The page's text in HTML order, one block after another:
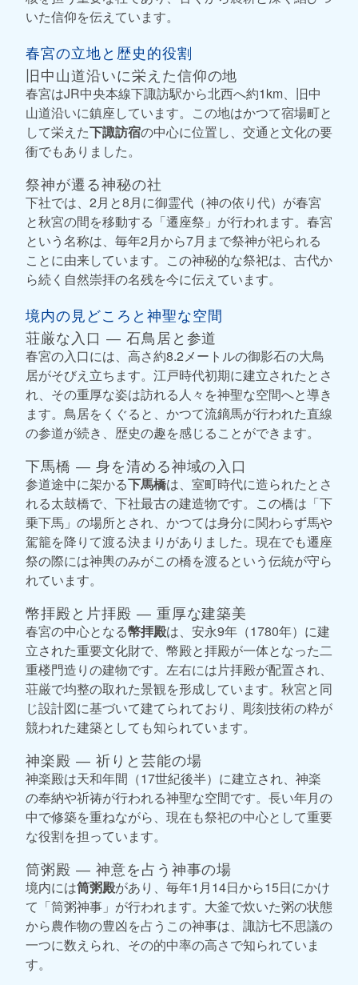
いた信仰を伝えています。
春宮の立地と歴史的役割
旧中山道沿いに栄えた信仰の地
春宮はJR中央本線下諏訪駅から北西へ約1km、旧中
山道沿いに鎮座しています。この地はかつて宿場町と
して栄えた下諏訪宿の中心に位置し、交通と文化の要
衝でもありました。
祭神が遷る神秘の社
下社では、2月と8月に御霊代（神の依り代）が春宮
と秋宮の間を移動する「遷座祭」が行われます。春宮
という名称は、毎年2月から7月まで祭神が祀られる
ことに由来しています。この神秘的な祭祀は、古代か
ら続く自然崇拝の名残を今に伝えています。
境内の見どころと神聖な空間
荘厳な入口 ― 石鳥居と参道
春宮の入口には、高さ約8.2メートルの御影石の大鳥
居がそびえ立ちます。江戸時代初期に建立されたとさ
れ、その重厚な姿は訪れる人々を神聖な空間へと導き
ます。鳥居をくぐると、かつて流鏑馬が行われた直線
の参道が続き、歴史の趣を感じることができます。
下馬橋 ― 身を清める神域の入口
参道途中に架かる下馬橋は、室町時代に造られたとさ
れる太鼓橋で、下社最古の建造物です。この橋は「下
乗下馬」の場所とされ、かつては身分に関わらず馬や
駕籠を降りて渡る決まりがありました。現在でも遷座
祭の際には神輿のみがこの橋を渡るという伝統が守ら
れています。
幣拝殿と片拝殿 ― 重厚な建築美
春宮の中心となる幣拝殿は、安永9年（1780年）に建
立された重要文化財で、幣殿と拝殿が一体となった二
重楼門造りの建物です。左右には片拝殿が配置され、
荘厳で均整の取れた景観を形成しています。秋宮と同
じ設計図に基づいて建てられており、彫刻技術の粋が
競われた建築としても知られています。
神楽殿 ― 祈りと芸能の場
神楽殿は天和年間（17世紀後半）に建立され、神楽
の奉納や祈祷が行われる神聖な空間です。長い年月の
中で修築を重ねながら、現在も祭祀の中心として重要
な役割を担っています。
筒粥殿 ― 神意を占う神事の場
境内には筒粥殿があり、毎年1月14日から15日にかけ
て「筒粥神事」が行われます。大釜で炊いた粥の状態
から農作物の豊凶を占うこの神事は、諏訪七不思議の
一つに数えられ、その的中率の高さで知られていま
す。